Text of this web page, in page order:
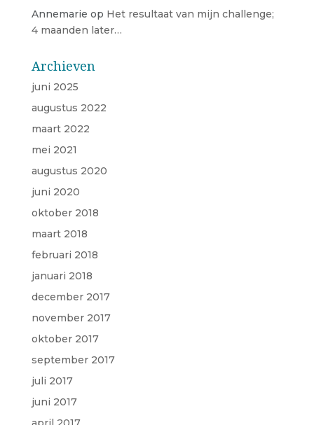
Annemarie op Het resultaat van mijn challenge;
4 maanden later…
Archieven
juni 2025
augustus 2022
maart 2022
mei 2021
augustus 2020
juni 2020
oktober 2018
maart 2018
februari 2018
januari 2018
december 2017
november 2017
oktober 2017
september 2017
juli 2017
juni 2017